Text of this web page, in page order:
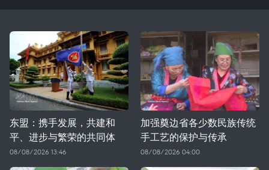
东盟：携手发展，共建和
平、进步与繁荣的共同体
08/08/2026 13:46
加强奠边省各少数民族传统
手工艺的保护与传承
08/08/2026 04:00